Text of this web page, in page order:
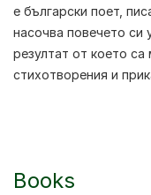
е български поет,
насочва повечето си
резултат от което са
стихотворения и
Books